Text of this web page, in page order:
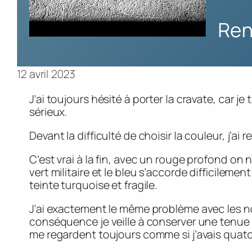
12 avril 2023
J’ai toujours hésité à porter la cravate, car
sérieux.
Devant la difficulté de choisir la couleur, j’ai
C’est vrai à la fin, avec un rouge profond on
vert militaire et le bleu s’accorde
teinte turquoise et fragile.
J’ai exactement le même problème avec les
conséquence je veille à conserver une
me regardent toujours comme si j’avais